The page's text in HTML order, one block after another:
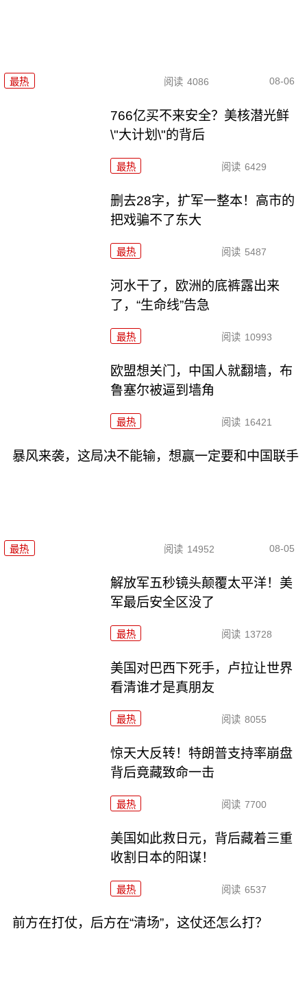
最热 阅读 4086 08-06
766亿买不来安全？美核潜光鲜
\"大计划\"的背后
最热 阅读 6429
删去28字，扩军一整本！高市的
把戏骗不了东大
最热 阅读 5487
河水干了，欧洲的底裤露出来
了，“生命线”告急
最热 阅读 10993
欧盟想关门，中国人就翻墙，布
鲁塞尔被逼到墙角
最热 阅读 16421
暴风来袭，这局决不能输，想赢一定要和中国联手
最热 阅读 14952 08-05
解放军五秒镜头颠覆太平洋！美
军最后安全区没了
最热 阅读 13728
美国对巴西下死手，卢拉让世界
看清谁才是真朋友
最热 阅读 8055
惊天大反转！特朗普支持率崩盘
背后竟藏致命一击
最热 阅读 7700
美国如此救日元，背后藏着三重
收割日本的阳谋！
最热 阅读 6537
前方在打仗，后方在“清场”，这仗还怎么打？